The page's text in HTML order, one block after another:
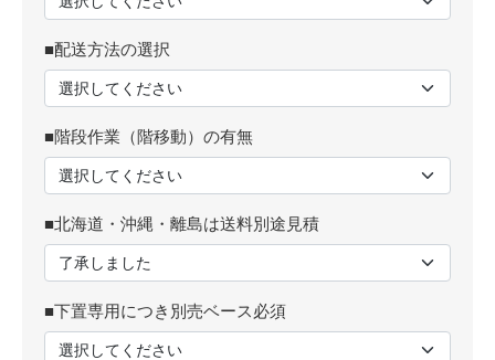
■配送方法の選択
■階段作業（階移動）の有無
■北海道・沖縄・離島は送料別途見積
■下置専用につき別売ベース必須